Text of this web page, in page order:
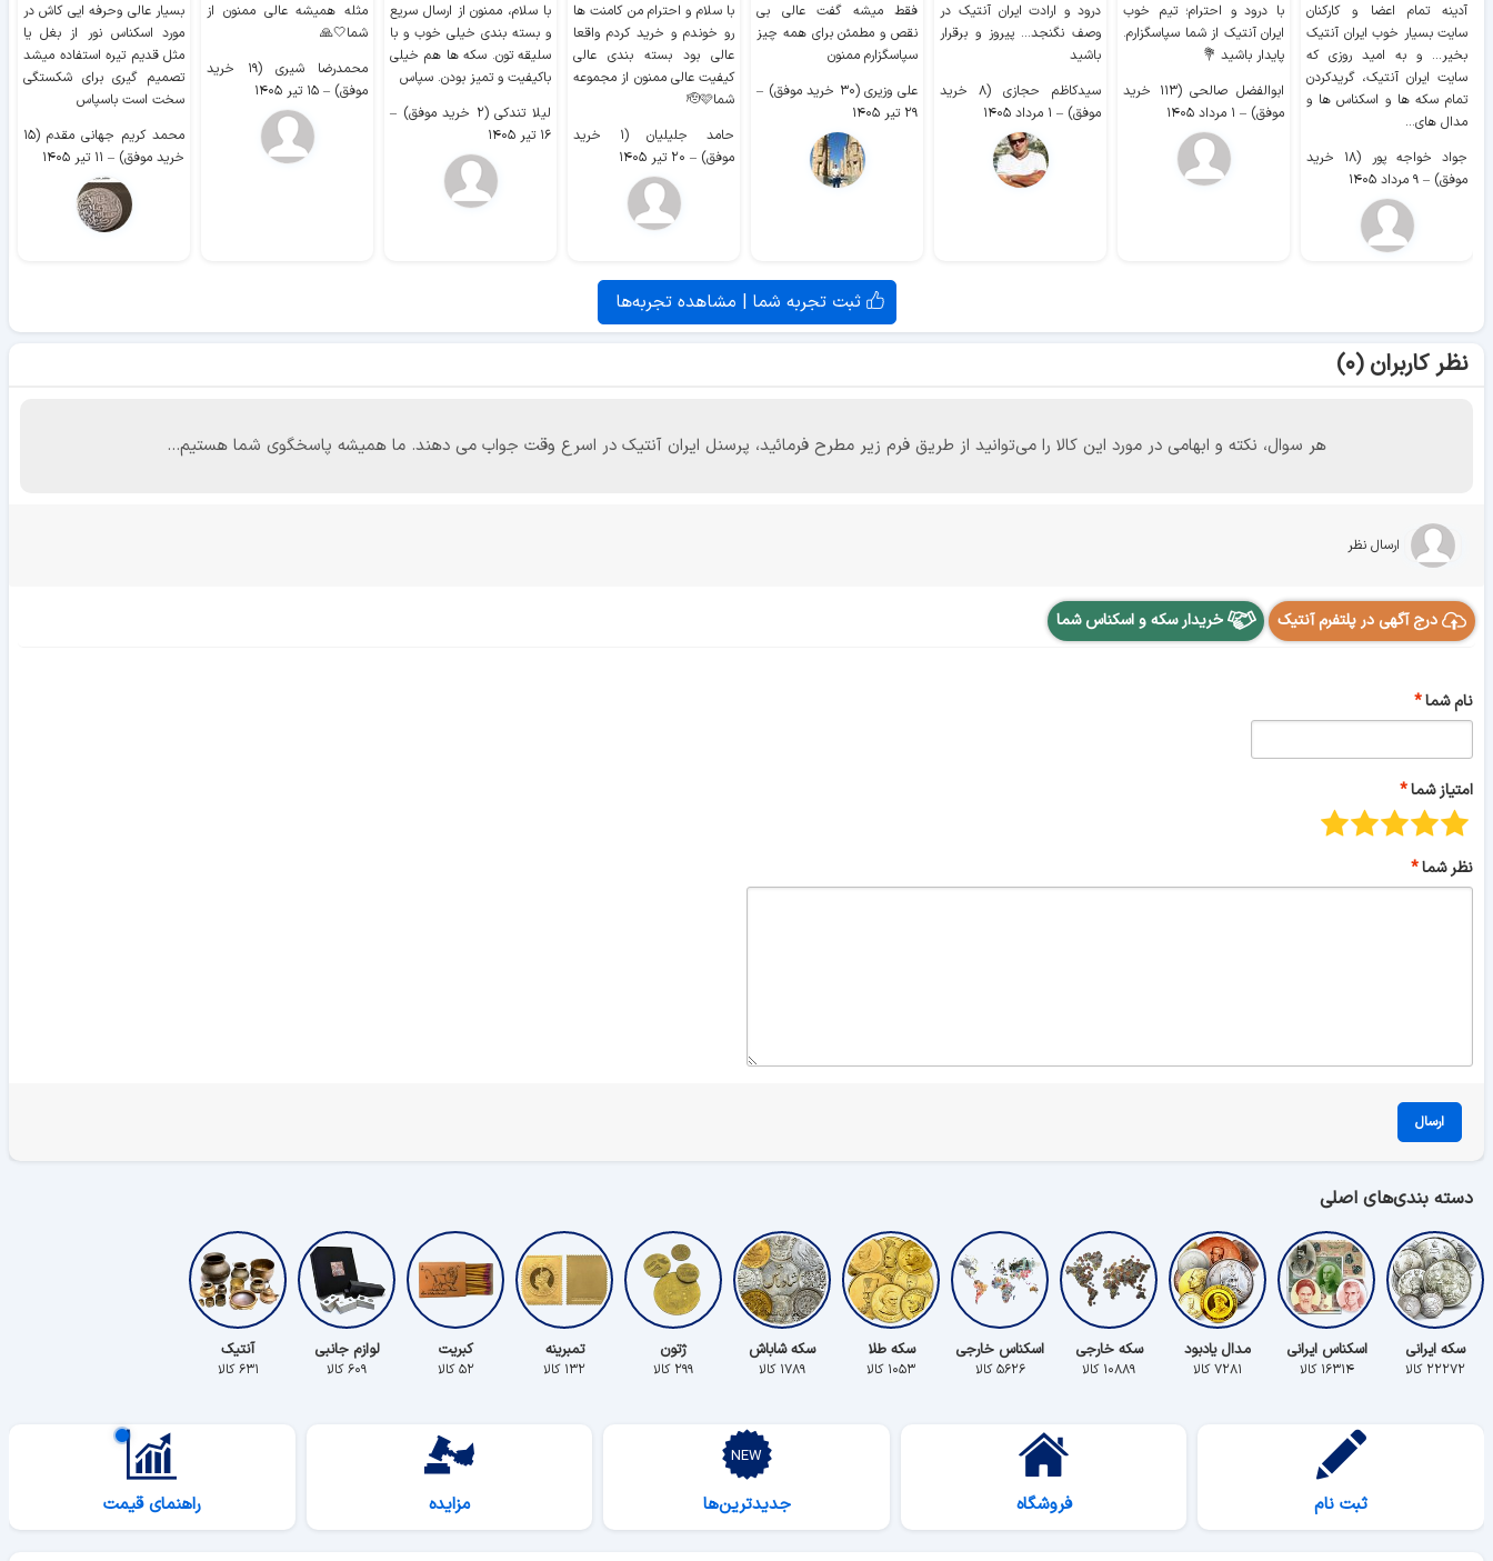
آدینه تمام اعضا و کارکنان
سایت بسیار خوب ايران آنتیک
بخیر... و به امید روزی که
سایت ايران آنتیک، گریدکردن
تمام سکه ها و اسکناس ها و
مدال های...
جواد خواجه پور (۱۸ خرید
موفق) – ۹ مرداد ۱۴۰۵
با درود و احترام؛ تیم خوب
ایران آنتیک از شما سپاسگزارم.
پایدار باشید 💐
ابوالفضل صالحی (۱۱۳ خرید
موفق) – ۱ مرداد ۱۴۰۵
درود و ارادت ایران آنتیک در
وصف نگنجد... پیروز و برقرار
باشید
سیدکاظم حجازی (۸ خرید
موفق) – ۱ مرداد ۱۴۰۵
فقط میشه گفت عالی بی
نقص و مطمئن برای همه چیز
سپاسگزارم ممنون
علی وزیری (۳۰ خرید موفق)
–
۲۹ تیر ۱۴۰۵
با سلام و احترام من کامنت ها
رو خوندم و خرید کردم واقعا
عالی بود بسته بندی عالی
کیفیت عالی ممنون از مجموعه
شما🫡🩷
حامد جلیلیان (۱ خرید
موفق) – ۲۰ تیر ۱۴۰۵
با سلام، ممنون از ارسال سریع
و بسته بندی خیلی خوب و با
سلیقه تون. سکه ها هم خیلی
باکیفیت و تمیز بودن. سپاس
لیلا تندکی (۲ خرید موفق)
–
۱۶ تیر ۱۴۰۵
مثله همیشه عالی ممنون از
شما🤍🙏
محمدرضا شیری (۱۹ خرید
موفق) – ۱۵ تیر ۱۴۰۵
بسیار عالی وحرفه ایی کاش در
مورد اسکناس نور از بغل یا
مثل قدیم تیره استفاده میشد
تصمیم گیری برای شکستگی
سخت است باسپاس
محمد کریم جهانی مقدم (۱۵
خرید موفق) – ۱۱ تیر ۱۴۰۵
ثبت تجربه شما | مشاهده تجربه‌ها
نظر کاربران (۰)
هر سوال، نکته و ابهامی در مورد این کالا را می‌توانید از طریق فرم زیر مطرح فرمائید، پرسنل ایران آنتیک در اسرع وقت جواب می دهند. ما همیشه پاسخگوی شما هستیم...
ارسال نظر
درج آگهی در پلتفرم آنتیک خریدار سکه و اسکناس شما
نام شما
امتیاز شما
نظر شما
ارسال
دسته بندی‌های اصلی
سکه ایرانی
۲۲۲۷۲ کالا
اسکناس ایرانی
۱۶۳۱۴ کالا
مدال یادبود
۷۲۸۱ کالا
سکه خارجی
۱۰۸۸۹ کالا
اسکناس خارجی
۵۶۲۶ کالا
سکه طلا
۱۰۵۳ کالا
سکه شاباش
۱۷۸۹ کالا
ژتون
۲۹۹ کالا
تمبرینه
۱۳۲ کالا
کبریت
۵۲ کالا
لوازم جانبی
۶۰۹ کالا
آنتیک
۶۳۱ کالا
ثبت نام فروشگاه جدیدترین‌ها مزایده راهنمای قیمت